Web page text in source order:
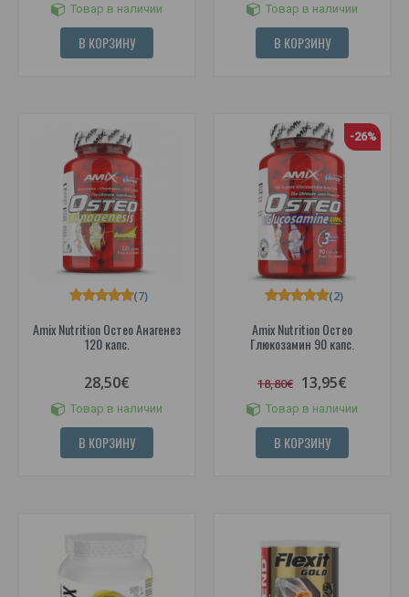
Товар в наличии
В КОРЗИНУ
Товар в наличии
В КОРЗИНУ
Amix Nutrition Остео Анагенез
120 капс.
(7)
28,50€
Товар в наличии
В КОРЗИНУ
-26%
Amix Nutrition Остео
Глюкозамин 90 капс.
(2)
18,80€ 13,95€
Товар в наличии
В КОРЗИНУ